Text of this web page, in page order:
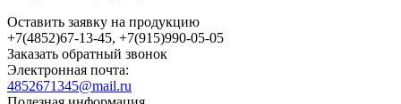
Оставить заявку на продукцию
+7(4852)67-13-45, +7(915)990-05-05
Заказать обратный звонок
Электронная почта:
4852671345@mail.ru